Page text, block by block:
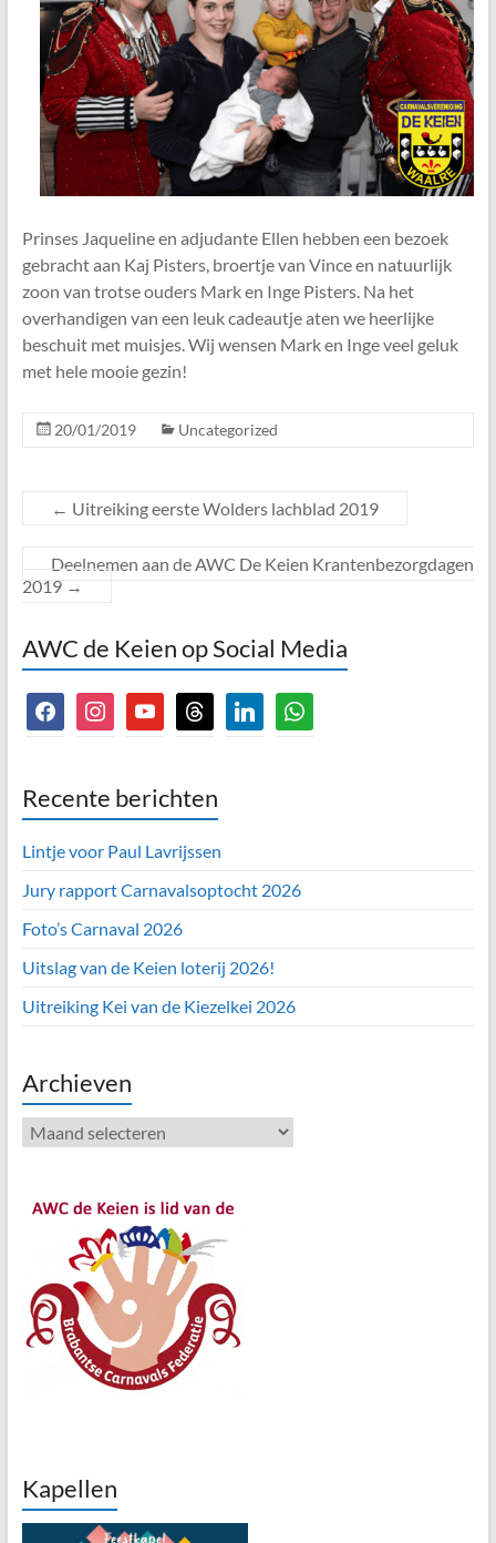
Prinses Jaqueline en adjudante Ellen hebben een bezoek
gebracht aan Kaj Pisters, broertje van Vince en natuurlijk
zoon van trotse ouders Mark en Inge Pisters. Na het
overhandigen van een leuk cadeautje aten we heerlijke
beschuit met muisjes. Wij wensen Mark en Inge veel geluk
met hele mooie gezin!
20/01/2019 Uncategorized
← Uitreiking eerste Wolders lachblad 2019
Deelnemen aan de AWC De Keien Krantenbezorgdagen
2019 →
AWC de Keien op Social Media
facebookinstagramyoutubethreads linkedinwhatsapp
Recente berichten
Lintje voor Paul Lavrijssen
Jury rapport Carnavalsoptocht 2026
Foto’s Carnaval 2026
Uitslag van de Keien loterij 2026!
Uitreiking Kei van de Kiezelkei 2026
Archieven
Archieven
Kapellen